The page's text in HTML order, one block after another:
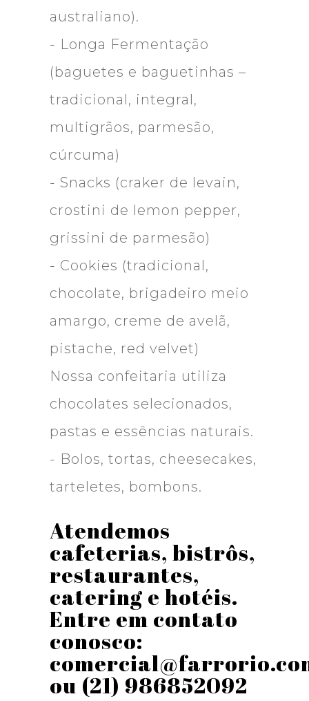
australiano).
- Longa Fermentação
(baguetes e baguetinhas –
tradicional, integral,
multigrãos, parmesão,
cúrcuma)
- Snacks (craker de levain,
crostini de lemon pepper,
grissini de parmesão)
- Cookies (tradicional,
chocolate, brigadeiro meio
amargo, creme de avelã,
pistache, red velvet)
Nossa confeitaria utiliza
chocolates selecionados,
pastas e essências naturais.
- Bolos, tortas, cheesecakes,
tarteletes, bombons.
Atendemos
cafeterias, bistrôs,
restaurantes,
catering e hotéis.
Entre em contato
conosco:
ou (21) 986852092